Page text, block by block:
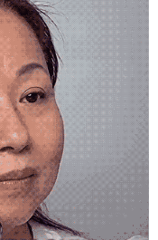
peniaga kepada
mengikut
melalui persetujuan
maklumat peribadi
kepada Syarikat bagi
data yang
pengesahan,
berikut:
revert-
disediakan oleh NP
pengguna. AFTEE
(termasuk nama
alamat penerima) untuk
Pengumpulan
yang lulus
tidak membuat
lewat sebanyak
umur dikehendaki
penjaga yang sah
untuk pesanan
untuk pesanan
untuk pesanan